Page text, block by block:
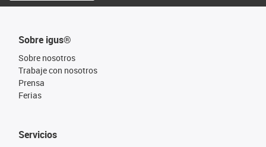
Sobre igus®
Sobre nosotros
Trabaje con nosotros
Prensa
Ferias
Servicios